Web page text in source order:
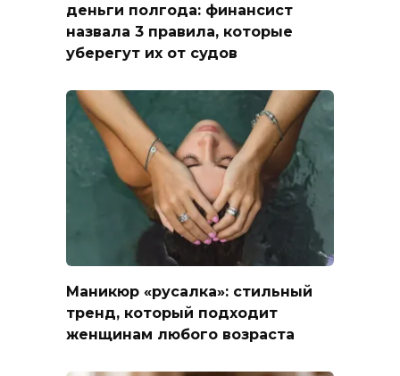
деньги полгода: финансист
назвала 3 правила, которые
уберегут их от судов
Маникюр «русалка»: стильный
тренд, который подходит
женщинам любого возраста